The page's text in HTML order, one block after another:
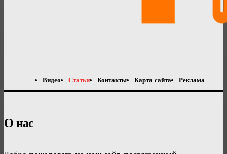
Видео Статьи Контакты Карта сайта Реклама
О нас